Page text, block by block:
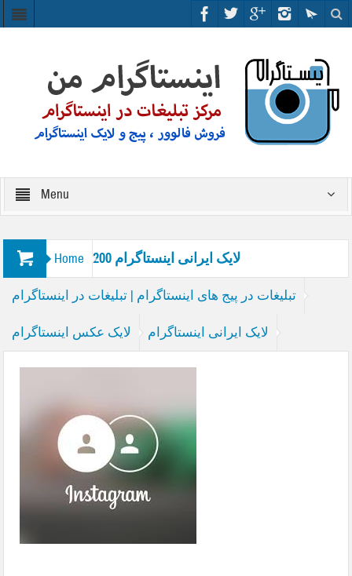
Menu
Home
تبلیغات در پیج های اینستاگرام | تبلیغات در اینستاگرام
لایک عکس اینستاگرام لایک ایرانی اینستاگرام
200 لایک ایرانی اینستاگرام